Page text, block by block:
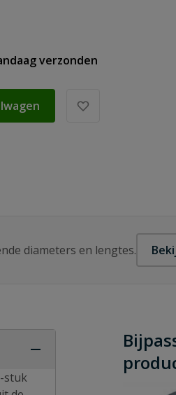
verzonden
diameters en lengtes.
stuk